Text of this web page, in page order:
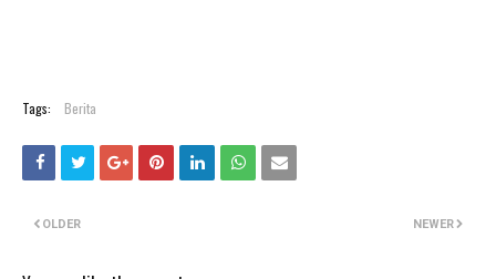
Tags: Berita
NEWER
OLDER